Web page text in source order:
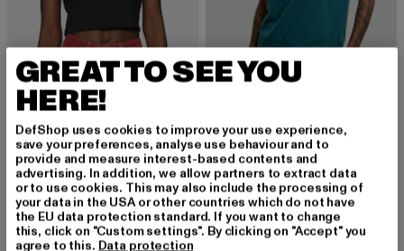
MISS TEE
Peaches Cropped
EUR 11,99
Derzeitiger Preis: EUR 11,99
EUR 19,99Aktionspreis: EUR 19,99
URBAN CLASSICS
Ladies Extended Shoulder
abEUR 11,99
Derzeitiger Preis: ab EUR 11,99
EUR 14,99
GREAT TO SEE YOU
HERE!
DefShop uses cookies to improve your use experience,
save your preferences, analyse use behaviour and to
provide and measure interest-based contents and
advertising. In addition, we allow partners to extract data
or to use cookies. This may also include the processing of
your data in the USA or other countries which do not have
the EU data protection standard. If you want to change
this, click on "Custom settings". By clicking on "Accept" you
agree to this. Data protection